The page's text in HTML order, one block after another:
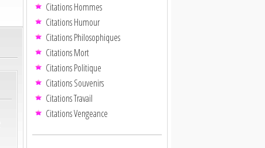
Citations Hommes
Citations Humour
Citations Philosophiques
Citations Mort
Citations Politique
Citations Souvenirs
Citations Travail
Citations Vengeance